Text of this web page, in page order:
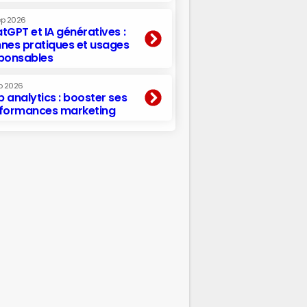
2026
et IA génératives :
pratiques et usages
2026
analytics : booster ses
marketing